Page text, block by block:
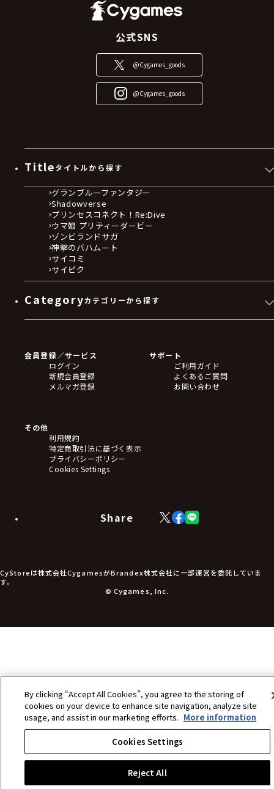
公式SNS
@Cygames_goods
@Cygames_goods
Titleタイトルから探す
グランブルーファンタジー
Shadowverse
プリンセスコネクト！Re:Dive
ウマ娘 プリティーダービー
ゾンビランドサガ
神撃のバハムート
サイコミ
サイピク
Categoryカテゴリーから探す
フィギュア
アクリルスタンド
バッジ
キーホルダー・ストラップ
ステッカー・シール・カード
タペストリー・ポスター
アームサポーター
ブレードホルダー
食品・飲料品
アパレル小物
アクセサリー
会員登録／サービス
ログイン
新規会員登録
メルマガ登録
サポート
ご利用ガイド
よくあるご質問
お問い合わせ
その他
利用規約
特定商取引法に基づく表示
プライバシーポリシー
Cookies Settings
Share
X
(Twitter)
Facebook
LINE
CyStoreは株式会社CygamesがBrandex株式会社に一部運営を委託していま
す。
© Cygames, Inc.
By clicking “Accept All Cookies”, you agree to the storing of
cookies on your device to enhance site navigation, analyze site
usage, and assist in our marketing efforts. More information
Cookies Settings
Reject All